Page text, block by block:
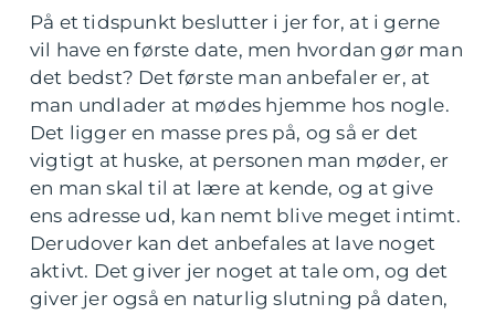
På et tidspunkt beslutter i jer for, at i gerne
vil have en første date, men hvordan gør man
det bedst? Det første man anbefaler er, at
man undlader at mødes hjemme hos nogle.
Det ligger en masse pres på, og så er det
vigtigt at huske, at personen man møder, er
en man skal til at lære at kende, og at give
ens adresse ud, kan nemt blive meget intimt.
Derudover kan det anbefales at lave noget
aktivt. Det giver jer noget at tale om, og det
giver jer også en naturlig slutning på daten,